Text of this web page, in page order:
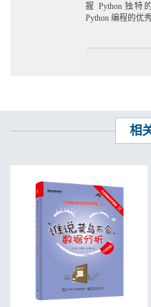
握 Python 独特
Python 编程的优
相